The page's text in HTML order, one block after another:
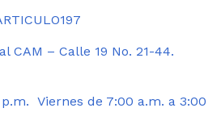
CAM – Calle 19 No. 21-44.
Viernes de 7:00 a.m. a 3:00